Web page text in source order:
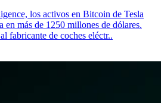
los activos en Bitcoin de Tesla
en más de 1250 millones de dólares.
fabricante de coches eléctr..